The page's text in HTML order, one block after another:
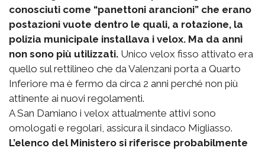
conosciuti come “panettoni arancioni” che erano
postazioni vuote dentro le quali, a rotazione, la
polizia municipale installava i velox. Ma da anni
non sono più utilizzati. Unico velox fisso attivato era
quello sul rettilineo che da Valenzani porta a Quarto
Inferiore ma è fermo da circa 2 anni perché non più
attinente ai nuovi regolamenti.
A San Damiano i velox attualmente attivi sono
omologati e regolari, assicura il sindaco Migliasso.
L’elenco del Ministero si riferisce probabilmente